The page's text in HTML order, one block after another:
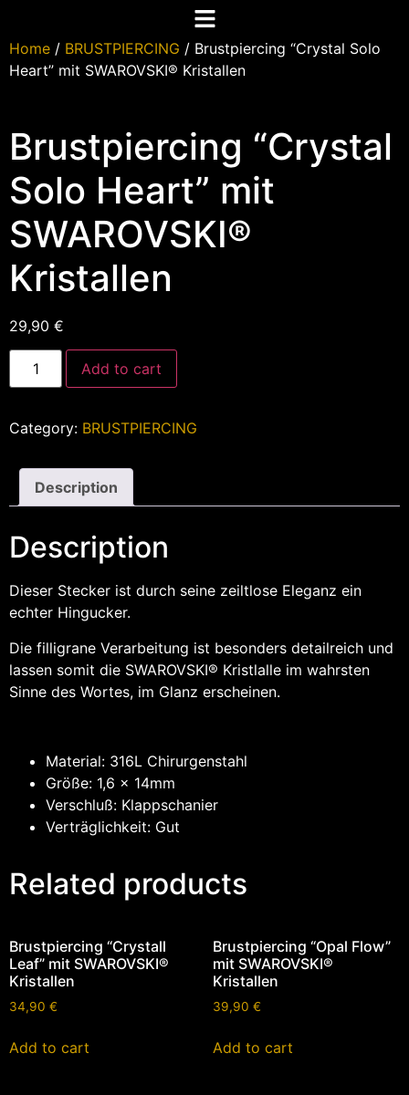
Home / BRUSTPIERCING / Brustpiercing “Crystal Solo
Heart” mit SWAROVSKI® Kristallen
Brustpiercing “Crystal
Solo Heart” mit
SWAROVSKI®
Kristallen
29,90 €
Add to cart
Category: BRUSTPIERCING
Description
Description
Dieser Stecker ist durch seine zeiltlose Eleganz ein
echter Hingucker.
Die filligrane Verarbeitung ist besonders detailreich und
lassen somit die SWAROVSKI® Kristlalle im wahrsten
Sinne des Wortes, im Glanz erscheinen.
Material: 316L Chirurgenstahl
Größe: 1,6 x 14mm
Verschluß: Klappschanier
Verträglichkeit: Gut
Related products
Brustpiercing “Crystall
Leaf” mit SWAROVSKI®
Kristallen
34,90 €
Add to cart
Brustpiercing “Opal Flow”
mit SWAROVSKI®
Kristallen
39,90 €
Add to cart